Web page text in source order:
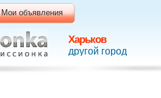
Харьков
другой город
Мои объявления